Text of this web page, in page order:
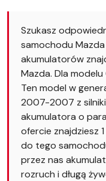
Szukasz
samochodu
akumulatorów
Mazda. Dla
Ten model w
2007-2007 z
akumulatora o
ofercie znajdziesz
do tego
przez nas
rozruch i długą